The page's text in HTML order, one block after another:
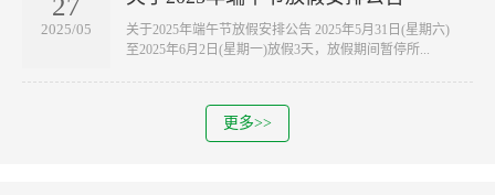
2025/05
关于2025年端午节放假安排公告 2025年5月31日(星期六)
至2025年6月2日(星期一)放假3天，放假期间暂停所...
更多>>